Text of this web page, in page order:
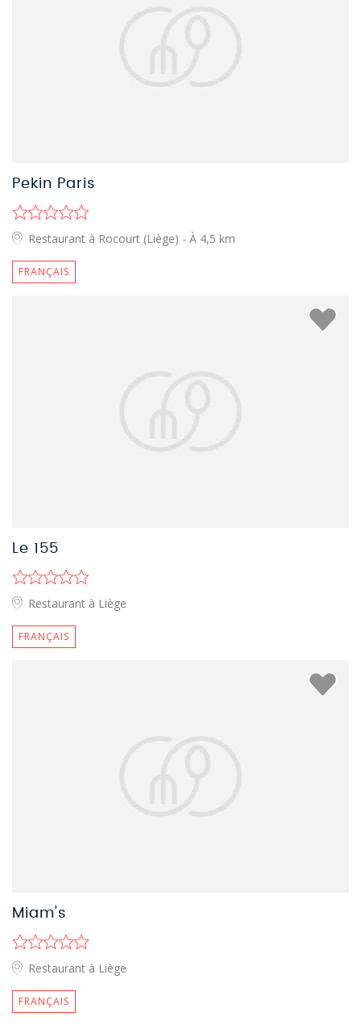
Pekin Paris
Restaurant à Rocourt (Liège) - À 4,5 km
FRANÇAIS
Le 155
Restaurant à Liège
FRANÇAIS
Miam's
Restaurant à Liège
FRANÇAIS